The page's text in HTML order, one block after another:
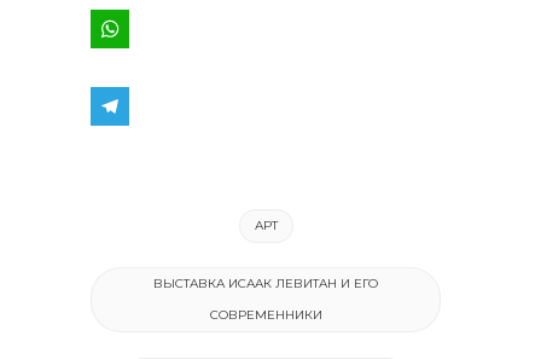
АРТ
ВЫСТАВКА ИСААК ЛЕВИТАН И ЕГО
СОВРЕМЕННИКИ